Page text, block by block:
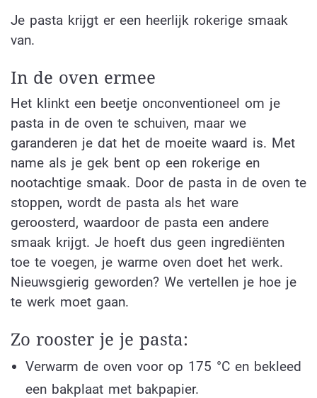
Je pasta krijgt er een heerlijk rokerige smaak
van.
In de oven ermee
Het klinkt een beetje onconventioneel om je
pasta in de oven te schuiven, maar we
garanderen je dat het de moeite waard is. Met
name als je gek bent op een rokerige en
nootachtige smaak. Door de pasta in de oven te
stoppen, wordt de pasta als het ware
geroosterd, waardoor de pasta een andere
smaak krijgt. Je hoeft dus geen ingrediënten
toe te voegen, je warme oven doet het werk.
Nieuwsgierig geworden? We vertellen je hoe je
te werk moet gaan.
Zo rooster je je pasta:
Verwarm de oven voor op 175 °C en bekleed
een bakplaat met bakpapier.